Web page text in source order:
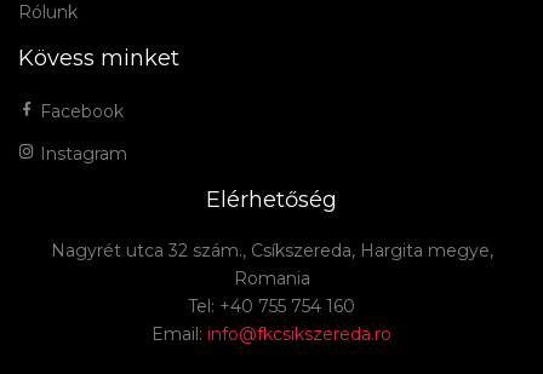
Rólunk
Kövess minket
Facebook
Instagram
Elérhetőség
Nagyrét utca 32 szám., Csíkszereda, Hargita megye,
Romania
Tel: +40 755 754 160
Email: info@fkcsikszereda.ro